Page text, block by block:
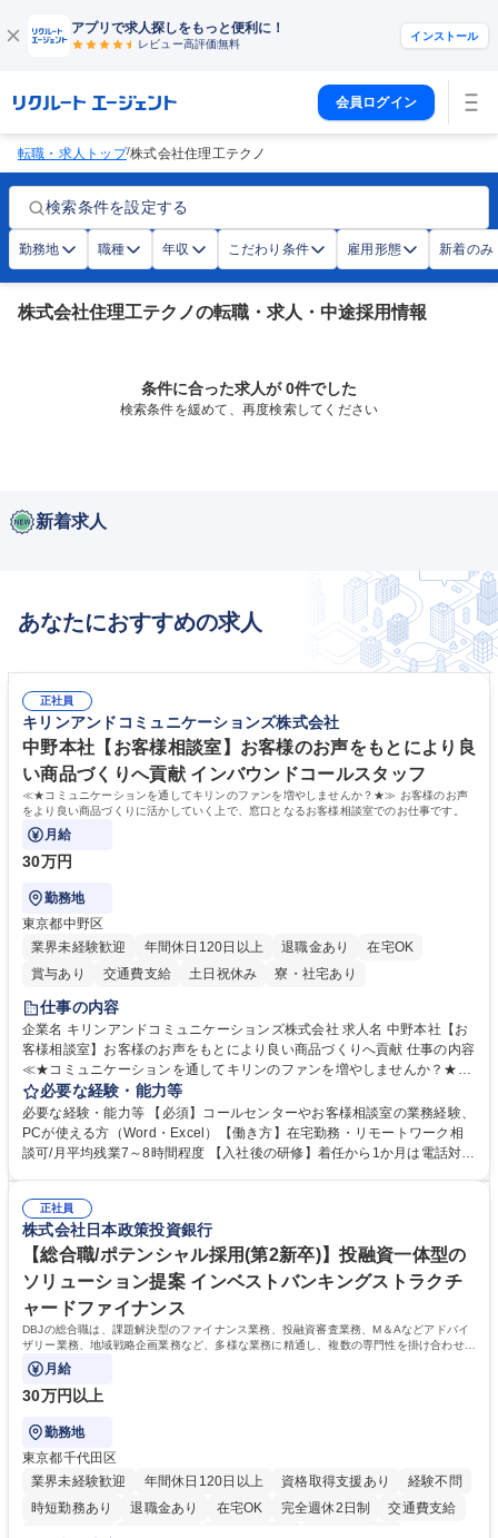
アプリで求人探しをもっと便利に！
レビュー高評価無料
インストール
会員ログイン
転職・求人トップ/株式会社住理工テクノ
検索条件を設定する
勤務地 職種 年収 こだわり条件 雇用形態 新着のみ
株式会社住理工テクノの転職・求人・中途採用情報
条件に合った求人が 0件でした
検索条件を緩めて、再度検索してください
新着求人
あなたにおすすめの求人
正社員
キリンアンドコミュニケーションズ株式会社
中野本社【お客様相談室】お客様のお声をもとにより良
い商品づくりへ貢献 インバウンドコールスタッフ
≪★コミュニケーションを通してキリンのファンを増やしませんか？★≫ お客様のお声
をより良い商品づくりに活かしていく上で、窓口となるお客様相談室でのお仕事です。
月給
30万円
勤務地
東京都中野区
業界未経験歓迎
年間休日120日以上 退職金あり
在宅OK
賞与あり
交通費支給 土日祝休み 寮・社宅あり
仕事の内容
企業名 キリンアンドコミュニケーションズ株式会社 求人名 中野本社【お
客様相談室】お客様のお声をもとにより良い商品づくりへ貢献 仕事の内容
≪★コミュニケーションを通してキリンのファンを増やしませんか？★≫
お客様のお声をより良い商品づくりに活かしていく上で、窓口となるお客
様相談室でのお仕事です。 日々お客様からいただくキリングループへのご
意見を、企業活動に活かしています。お客様からの声に迅速かつ誠意をも
って対応、情報提供するとともにグループ内活動に反映しています。 【具
平均100件前後■メール・手紙：同上40件前後 募集職種 中野本社【お客様
相談室】お客様のお声をもとにより良い商品づくりへ貢献
必要な経験・能力等
必要な経験・能力等 【必須】コールセンターやお客様相談室の業務経験、
PCが使える方（Word・Excel）【働き方】在宅勤務・リモートワーク相
談可/月平均残業7～8時間程度 【入社後の研修】着任から1か月は電話対応
すのでご安心ください。 【当社について】キリングループの広報機能を担
う会社として、お客様との出会いを大切にし、磨き上げたホスピタリティ
を込めてコミュニケーションをとりながら広報関連業務を行っておりま
す。 学歴・資格 学歴：大学院 大学 高専 短大 専修学校 高校 語学力： 資
格：
正社員
株式会社日本政策投資銀行
【総合職/ポテンシャル採用(第2新卒)】投融資一体型の
ソリューション提案 インベストバンキングストラクチ
ャードファイナンス
DBJの総合職は、課題解決型のファイナンス業務、投融資審査業務、M＆Aなどアドバイ
ザリー業務、地域戦略企画業務など、多様な業務に精通し、複数の専門性を掛け合わせて
広く社会に貢献していく職種です。
月給
30万円以上
勤務地
東京都千代田区
業界未経験歓迎
年間休日120日以上 資格取得支援あり
経験不問
時短勤務あり
退職金あり 在宅OK 完全週休2日制
交通費支給
駅近5分以内